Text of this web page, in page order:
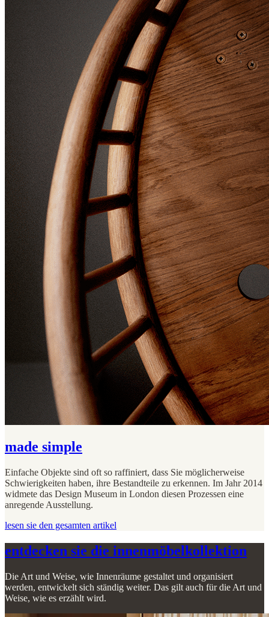
made simple
Einfache Objekte sind oft so raffiniert, dass Sie möglicherweise
Schwierigkeiten haben, ihre Bestandteile zu erkennen. Im Jahr 2014
widmete das Design Museum in London diesen Prozessen eine
anregende Ausstellung.
lesen sie den gesamten artikel
entdecken sie die innenmöbelkollektion
Die Art und Weise, wie Innenräume gestaltet und organisiert
werden, entwickelt sich ständig weiter. Das gilt auch für die Art und
Weise, wie es erzählt wird.